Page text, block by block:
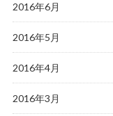
2016年6月
2016年5月
2016年4月
2016年3月